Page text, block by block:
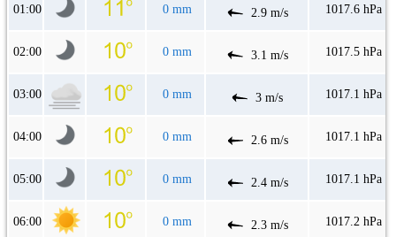
01:00 0 mm 2.9 m/s 1017.6 hPa
02:00 0 mm 3.1 m/s 1017.5 hPa
03:00 0 mm 3 m/s 1017.1 hPa
04:00 0 mm 2.6 m/s 1017.1 hPa
05:00 0 mm 2.4 m/s 1017.1 hPa
06:00 0 mm 2.3 m/s 1017.2 hPa